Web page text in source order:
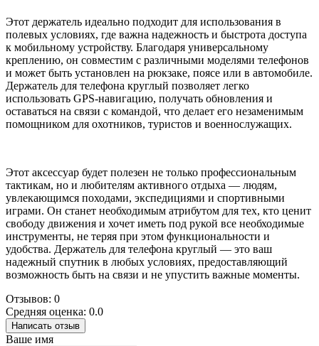
Этот держатель идеально подходит для использования в
полевых условиях, где важна надежность и быстрота доступа
к мобильному устройству. Благодаря универсальному
креплению, он совместим с различными моделями телефонов
и может быть установлен на рюкзаке, поясе или в автомобиле.
Держатель для телефона круглый позволяет легко
использовать GPS-навигацию, получать обновления и
оставаться на связи с командой, что делает его незаменимым
помощником для охотников, туристов и военнослужащих.
Этот аксессуар будет полезен не только профессиональным
тактикам, но и любителям активного отдыха — людям,
увлекающимся походами, экспедициями и спортивными
играми. Он станет необходимым атрибутом для тех, кто ценит
свободу движения и хочет иметь под рукой все необходимые
инструменты, не теряя при этом функциональности и
удобства. Держатель для телефона круглый — это ваш
надежный спутник в любых условиях, предоставляющий
возможность быть на связи и не упустить важные моменты.
Отзывов: 0
Средняя оценка: 0.0
Написать отзыв
Ваше имя